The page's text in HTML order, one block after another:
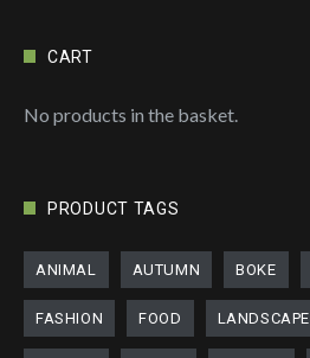
CART
No products in the basket.
PRODUCT TAGS
ANIMAL AUTUMN BOKE
FASHION FOOD LANDSCAPE